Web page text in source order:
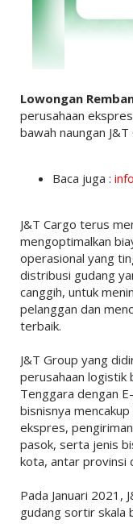
Lowongan
perusahaan
bawah naungan J&T
Baca juga :
J&T Cargo terus
mengoptimalkan
operasional yang
distribusi gudang
canggih, untuk
pelanggan dan
terbaik.
J&T Group yang
perusahaan logistik
Tenggara dengan
bisnisnya
ekspres,
pasok, serta jenis
kota, antar provinsi
Pada Januari 2021,
gudang sortir